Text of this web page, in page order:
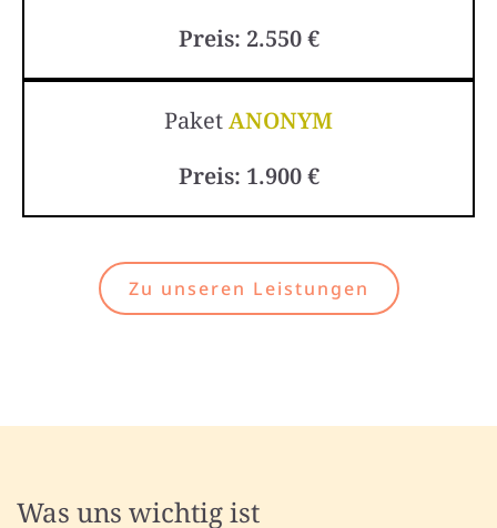
Preis: 2.550 €
PaketANONYM
Preis: 1.900 €
Zu unseren Leistungen
Was uns wichtig ist